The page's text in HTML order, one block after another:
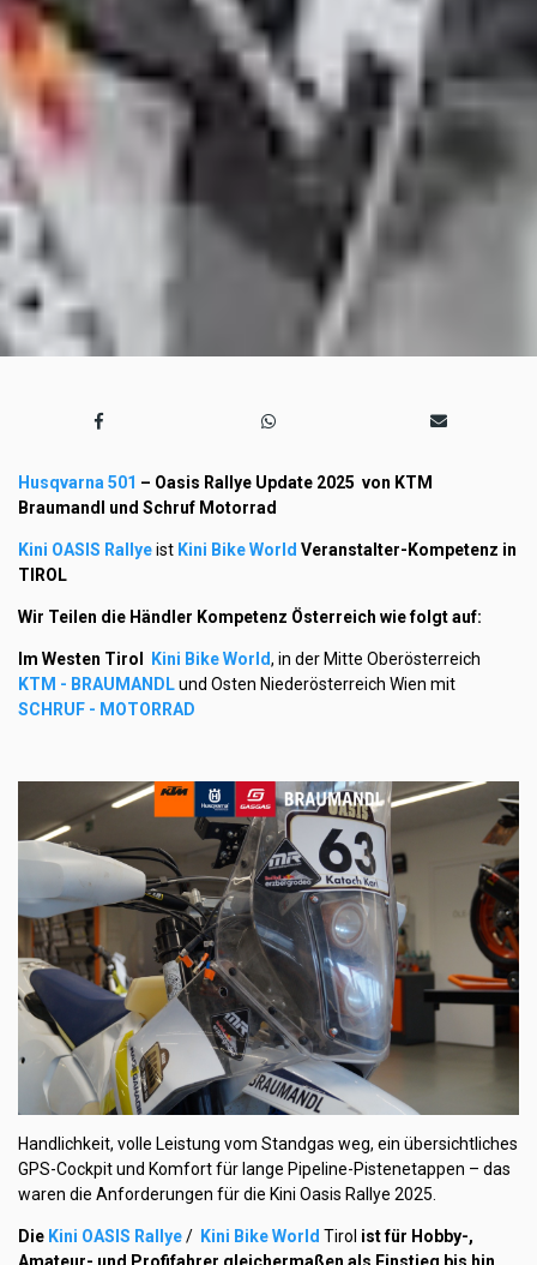
Husqvarna 501 – Oasis Rallye Update 2025 von KTM
Braumandl und Schruf Motorrad
Kini OASIS Rallyeist Kini Bike World Veranstalter-Kompetenz in
TIROL
Wir Teilen die Händler Kompetenz Österreich wie folgt auf:
Im Westen Tirol Kini Bike World, in der Mitte Oberösterreich
KTM - BRAUMANDLund Osten Niederösterreich Wien mit
SCHRUF - MOTORRAD
Handlichkeit, volle Leistung vom Standgas weg, ein übersichtliches
GPS-Cockpit und Komfort für lange Pipeline-Pistenetappen – das
waren die Anforderungen für die Kini Oasis Rallye 2025.
Die Kini OASIS Rallye/ Kini Bike World Tirol ist für Hobby-,